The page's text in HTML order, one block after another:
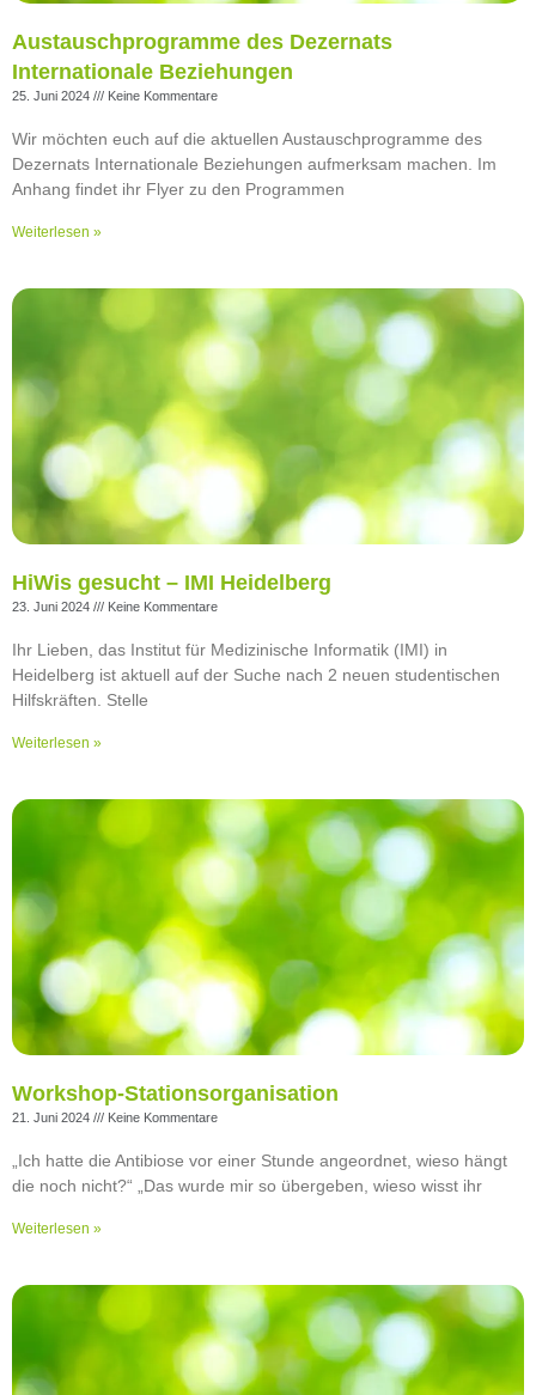
Austauschprogramme des Dezernats
Internationale Beziehungen
25. Juni 2024 Keine Kommentare
Wir möchten euch auf die aktuellen Austauschprogramme des
Dezernats Internationale Beziehungen aufmerksam machen. Im
Anhang findet ihr Flyer zu den Programmen
Weiterlesen »
HiWis gesucht – IMI Heidelberg
23. Juni 2024 Keine Kommentare
Ihr Lieben, das Institut für Medizinische Informatik (IMI) in
Heidelberg ist aktuell auf der Suche nach 2 neuen studentischen
Hilfskräften. Stelle
Weiterlesen »
Workshop-Stationsorganisation
21. Juni 2024 Keine Kommentare
„Ich hatte die Antibiose vor einer Stunde angeordnet, wieso hängt
die noch nicht?“ „Das wurde mir so übergeben, wieso wisst ihr
Weiterlesen »